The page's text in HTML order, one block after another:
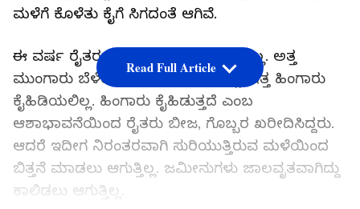
ಮಳೆಗೆ ಕೊಳೆತು ಕೈಗೆ ಸಿಗದಂತೆ ಆಗಿವೆ.
ಈ ವರ್ಷ ರೈತರ ಗೋಳು ಕೇಳುವಂತೆಯೇ ಇಲ್ಲ. ಅತ್ತ
ಮುಂಗಾರು ಬೆಳೆಯೂ ಸರಿಯಾಗಿ ಬರಲಿಲ್ಲ. ಇತ್ತ ಹಿಂಗಾರು
ಕೈಹಿಡಿಯಲಿಲ್ಲ. ಹಿಂಗಾರು ಕೈಹಿಡುತ್ತದೆ ಎಂಬ
ಆಶಾಭಾವನೆಯಿಂದ ರೈತರು ಬೀಜ, ಗೊಬ್ಬರ ಖರೀದಿಸಿದ್ದರು.
ಆದರೆ ಇದೀಗ ನಿರಂತರವಾಗಿ ಸುರಿಯುತ್ತಿರುವ ಮಳೆಯಿಂದ
ಬಿತ್ತನೆ ಮಾಡಲು ಆಗುತ್ತಿಲ್ಲ. ಜಮೀನುಗಳು ಜಾಲವೃತವಾಗಿದ್ದು
ಕಾಲಿಡಲು ಆಗುತ್ತಿಲ್ಲ.
Read Full Article